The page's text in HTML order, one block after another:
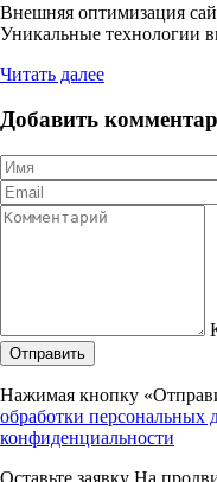
Внешняя оптимизация
Уникальные технологии
Читать далее
Добавить
Отправить
Нажимая кнопку
обработки персональных
конфиденциальности
Оставьте заявку На